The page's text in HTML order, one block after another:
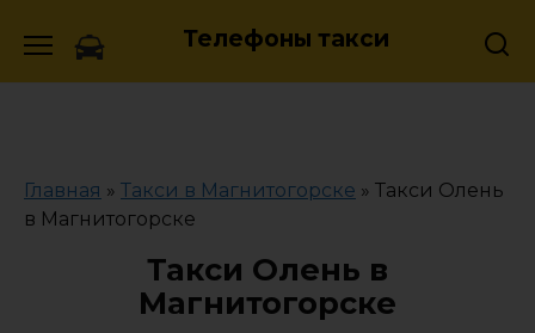
Телефоны такси
Главная » Такси в Магнитогорске » Такси Олень
в Магнитогорске
Такси Олень в
Магнитогорске